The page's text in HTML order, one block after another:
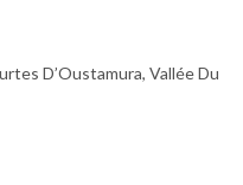
D’Oustamura, Vallée Du